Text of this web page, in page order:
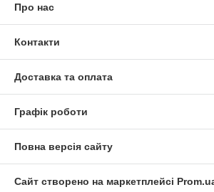
Про нас
Контакти
Доставка та оплата
Графік роботи
Повна версія сайту
Сайт створено на маркетплейсі